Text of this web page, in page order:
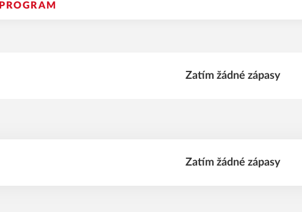
Zatím žádné zápasy
Zatím žádné zápasy